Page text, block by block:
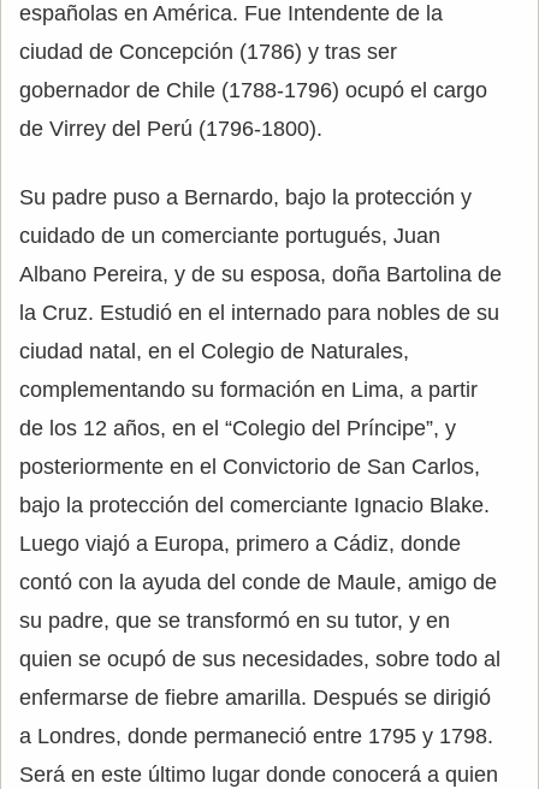
españolas en América. Fue Intendente de la
ciudad de Concepción (1786) y tras ser
gobernador de Chile (1788-1796) ocupó el cargo
de Virrey del Perú (1796-1800).
Su padre puso a Bernardo, bajo la protección y
cuidado de un comerciante portugués, Juan
Albano Pereira, y de su esposa, doña Bartolina de
la Cruz. Estudió en el internado para nobles de su
ciudad natal, en el Colegio de Naturales,
complementando su formación en Lima, a partir
de los 12 años, en el “Colegio del Príncipe”, y
posteriormente en el Convictorio de San Carlos,
bajo la protección del comerciante Ignacio Blake.
Luego viajó a Europa, primero a Cádiz, donde
contó con la ayuda del conde de Maule, amigo de
su padre, que se transformó en su tutor, y en
quien se ocupó de sus necesidades, sobre todo al
enfermarse de fiebre amarilla. Después se dirigió
a Londres, donde permaneció entre 1795 y 1798.
Será en este último lugar donde conocerá a quien